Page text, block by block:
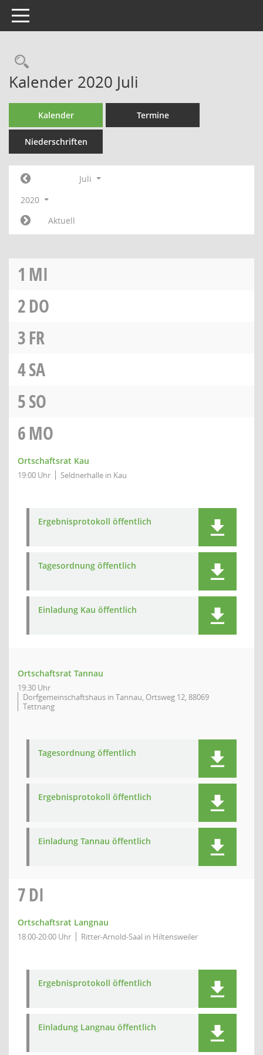
Toggle navigation
Rechercheauswahl
Kalender 2020 Juli
Kalender Termine
Niederschriften
Juli
2020
Aktuell
1 MI
2DO
3FR
4SA
5SO
6MO
Ortschaftsrat Kau
19:00 Uhr Seldnerhalle in Kau
Ergebnisprotokoll öffentlich
Tagesordnung öffentlich
Einladung Kau öffentlich
Ortschaftsrat Tannau
19:30 Uhr
Dorfgemeinschaftshaus in Tannau, Ortsweg 12, 88069
Tettnang
Tagesordnung öffentlich
Ergebnisprotokoll öffentlich
Einladung Tannau öffentlich
7DI
Ortschaftsrat Langnau
18:00-20:00 Uhr Ritter-Arnold-Saal in Hiltensweiler
Ergebnisprotokoll öffentlich
Einladung Langnau öffentlich